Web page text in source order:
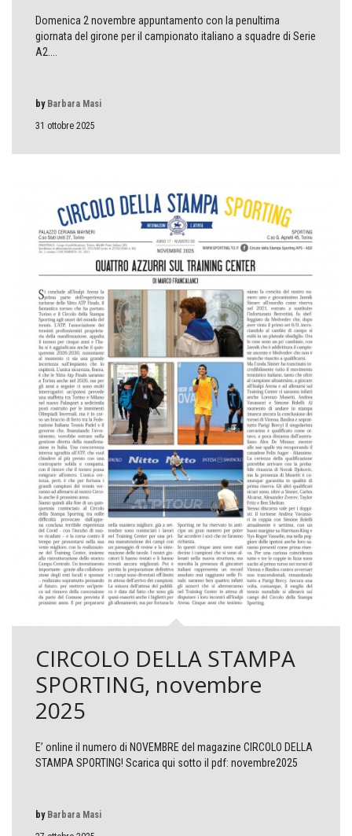
Domenica 2 novembre appuntamento con la penultima
giornata del girone per il campionato italiano a squadre di Serie
A2....
31 ottobre 2025
by Barbara Masi
CIRCOLO DELLA STAMPA
SPORTING, novembre
2025
E’ online il numero di NOVEMBRE del magazine CIRCOLO DELLA
STAMPA SPORTING! Scarica qui sotto il pdf: novembre2025
by Barbara Masi